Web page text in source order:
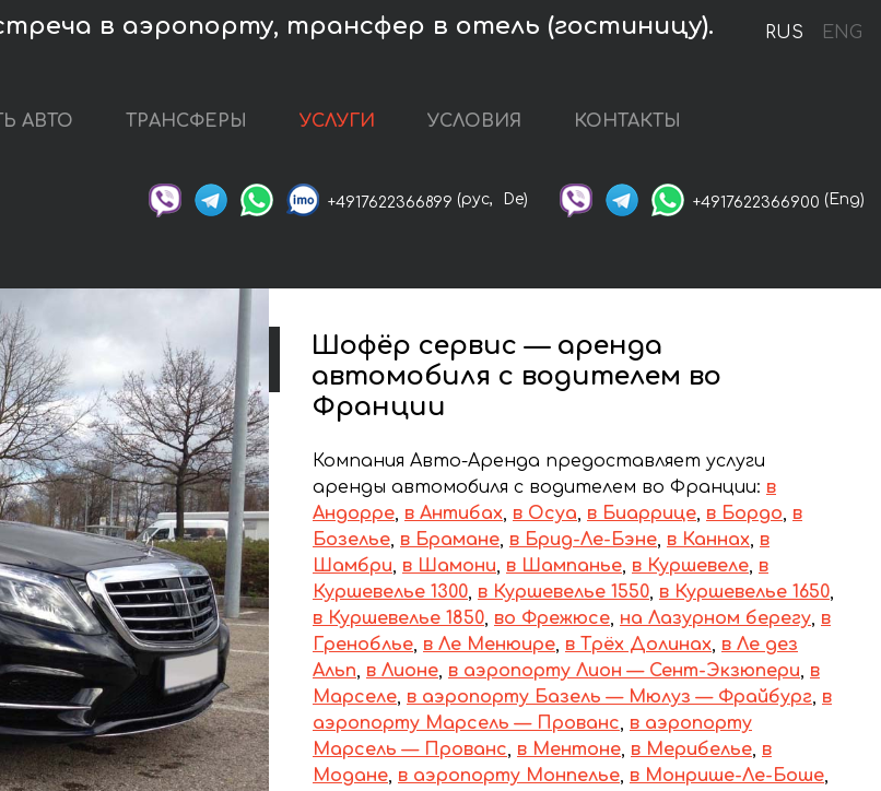
RUS ENG
в аэропорту, трансфер в отель (гостиницу).
АВТО ТРАНСФЕРЫ УСЛУГИ УСЛОВИЯ КОНТАКТЫ
+4917622366899 (рус, De) +4917622366900 (Eng)
Шофёр сервис — аренда
автомобиля с водителем во
Франции
Компания Авто-Аренда предоставляет услуги
аренды автомобиля с водителем во Франции: в
Андорре, в Антибах, в Осуа, в Биаррице, в Бордо, в
Бозелье, в Брамане, в Брид-Ле-Бэне, в Каннах, в
Шамбри, в Шамони, в Шампанье, в Куршевеле, в
Куршевелье 1300, в Куршевелье 1550, в Куршевелье 1650,
в Куршевелье 1850, во Фрежюсе, на Лазурном берегу, в
Греноблье, в Ле Менюире, в Трёх Долинах, в Ле дез
Альп, в Лионе, в аэропорту Лион — Сент-Экзюпери, в
Марселе, в аэропорту Базель — Мюлуз — Фрайбург, в
аэропорту Марсель — Прованс, в аэропорту
Марсель — Прованс, в Ментоне, в Мерибелье, в
Модане, в аэропорту Монпелье, в Монрише-Ле-Боше,